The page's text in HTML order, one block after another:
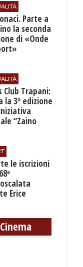
Parte a
la seconda
di «Onde
Club Trapani:
la 3ª edizione
“Zaino
le iscrizioni
Erice